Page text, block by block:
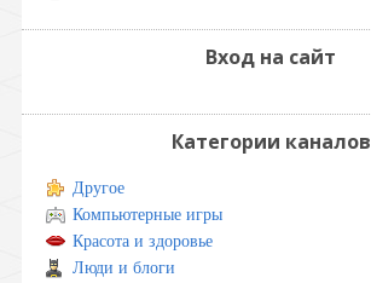
Вход на сайт
Категории каналов
Другое
Компьютерные игры
Красота и здоровье
Люди и блоги